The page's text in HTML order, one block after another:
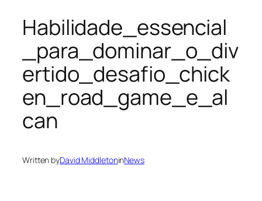
Habilidade_essencial
_para_dominar_o_div
ertido_desafio_chick
en_road_game_e_al
can
Written byDavid MiddletoninNews